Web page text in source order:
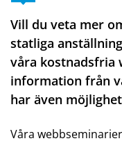
Vill du veta mer
statliga
våra kostnadsfria
information från
har även
Våra